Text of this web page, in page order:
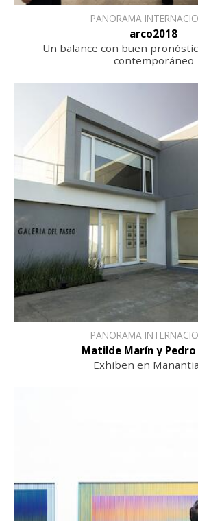
PANORAMA
arco2018
Un balance con buen
contemporáneo
PANORAMA
Matilde Marín y
Exhiben en